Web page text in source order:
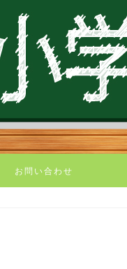
お問い合わせ